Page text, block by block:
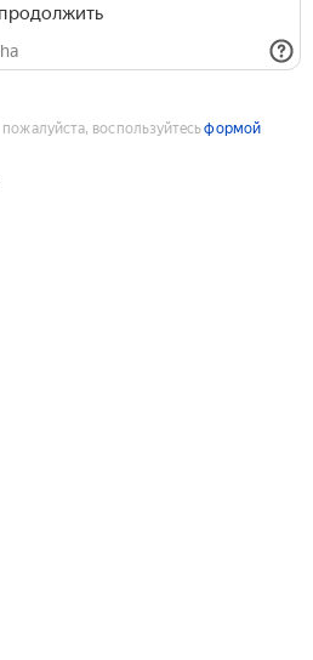
воспользуйтесьформой